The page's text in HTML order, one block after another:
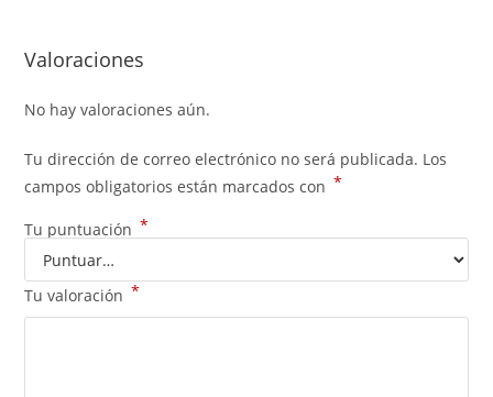
Valoraciones
No hay valoraciones aún.
Tu dirección de correo electrónico no será publicada. Los
campos obligatorios están marcados con *
Tu puntuación *
Tu valoración *